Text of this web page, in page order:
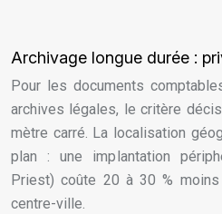
Archivage longue durée :
Pour les documents
archives légales, le critère
mètre carré. La localisation
plan : une implantation
Priest) coûte 20 à 30 %
centre-ville.